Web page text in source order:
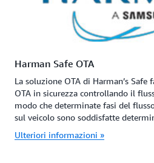
Harman Safe OTA
La soluzione OTA di Harman’s
OTA in sicurezza controllando il
modo che determinate fasi del
sul veicolo sono soddisfatte
Ulteriori informazioni »